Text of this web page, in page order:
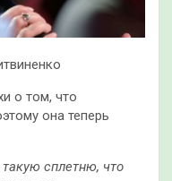
о том, что
она теперь
сплетню, что